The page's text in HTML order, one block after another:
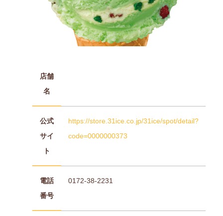
店舗
名
公式
サイ
ト
https://store.31ice.co.jp/31ice/spot/detail?
code=0000000373
電話
番号
0172-38-2231